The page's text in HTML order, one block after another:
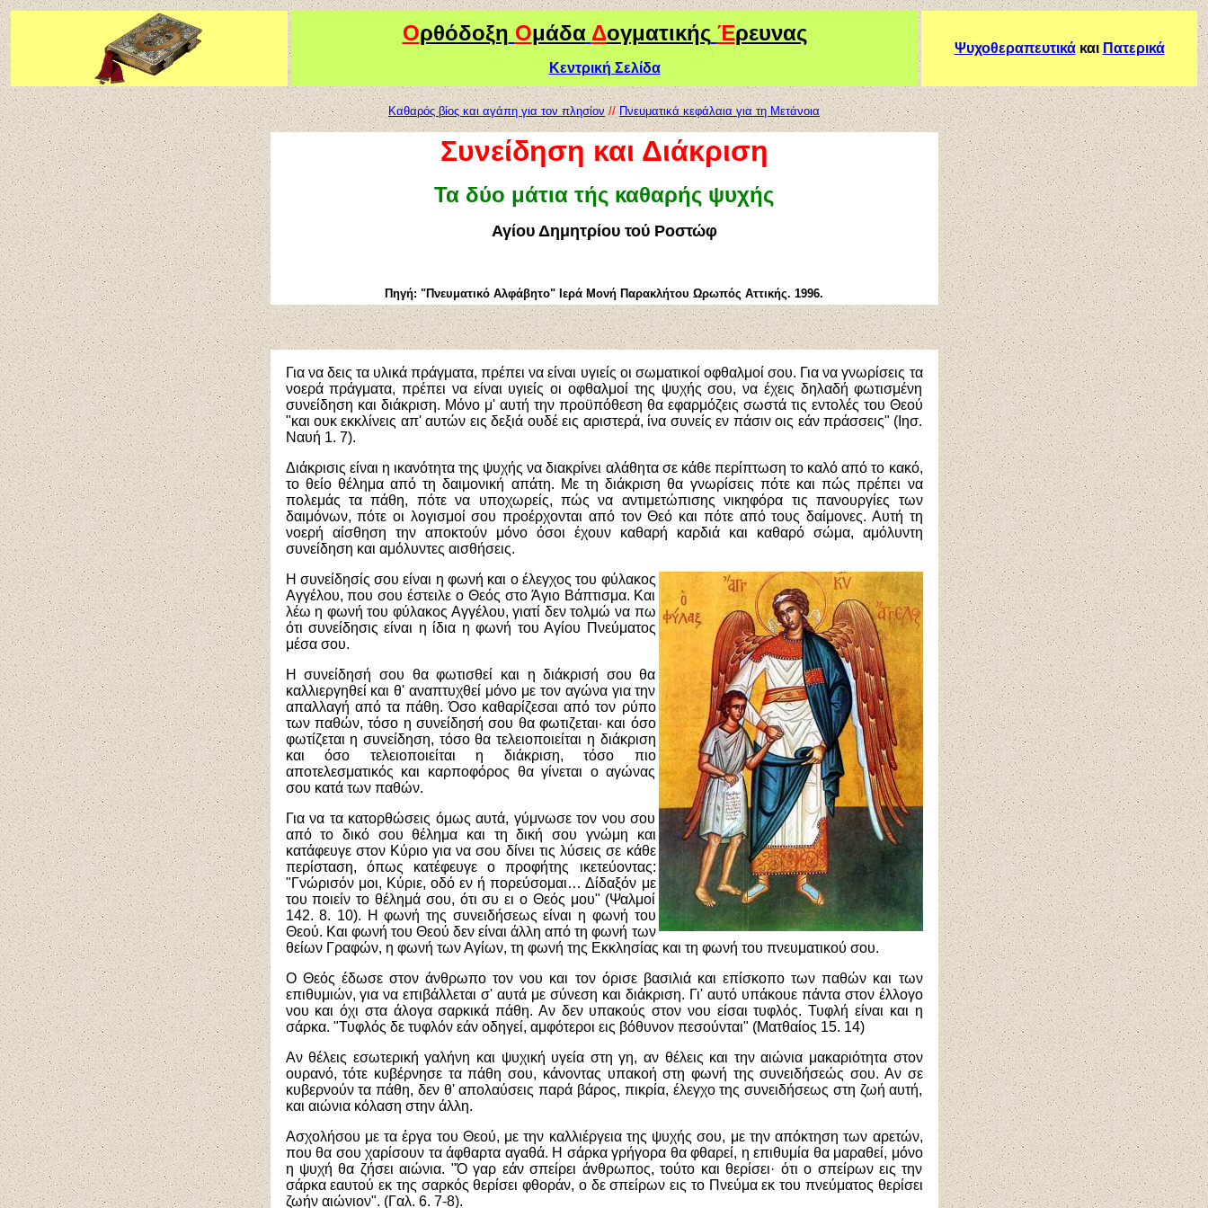
Ορθόδοξη Ομάδα Δογματικής Έρευνας
Κεντρική Σελίδα
Ψυχοθεραπευτικάκαι Πατερικά
Καθαρός βίος και αγάπη για τον πλησίον // Πνευματικά κεφάλαια για τη Μετάνοια
Συνείδηση και Διάκριση
Τα δύο μάτια τής καθαρής ψυχής
Αγίου Δημητρίου τού Ροστώφ
Πηγή: "Πνευματικό Αλφάβητο" Ιερά Μονή Παρακλήτου Ωρωπός Αττικής. 1996.
Για να δεις τα υλικά πράγματα, πρέπει να είναι υγιείς οι σωματικοί οφθαλμοί σου. Για να γνωρίσεις τα
νοερά πράγματα, πρέπει να είναι υγιείς οι οφθαλμοί της ψυχής σου, να έχεις δηλαδή φωτισμένη
συνείδηση και διάκριση. Μόνο μ' αυτή την προϋπόθεση θα εφαρμόζεις σωστά τις εντολές του Θεού
"και ουκ εκκλίνεις απ' αυτών εις δεξιά ουδέ εις αριστερά, ίνα συνείς εν πάσιν οις εάν πράσσεις" (Ιησ.
Ναυή 1. 7).
Διάκρισις είναι η ικανότητα της ψυχής να διακρίνει αλάθητα σε κάθε περίπτωση το καλό από το κακό,
το θείο θέλημα από τη δαιμονική απάτη. Με τη διάκριση θα γνωρίσεις πότε και πώς πρέπει να
πολεμάς τα πάθη, πότε να υποχωρείς, πώς να αντιμετώπισης νικηφόρα τις πανουργίες των
δαιμόνων, πότε οι λογισμοί σου προέρχονται από τον Θεό και πότε από τους δαίμονες. Αυτή τη
νοερή αίσθηση την αποκτούν μόνο όσοι έχουν καθαρή καρδιά και καθαρό σώμα, αμόλυντη
συνείδηση και αμόλυντες αισθήσεις.
Η συνείδησίς σου είναι η φωνή και ο έλεγχος του φύλακος
Αγγέλου, που σου έστειλε ο Θεός στο Άγιο Βάπτισμα. Και
λέω η φωνή του φύλακος Αγγέλου, γιατί δεν τολμώ να πω
ότι συνείδησις είναι η ίδια η φωνή του Αγίου Πνεύματος
μέσα σου.
Η συνείδησή σου θα φωτισθεί και η διάκρισή σου θα
καλλιεργηθεί και θ' αναπτυχθεί μόνο με τον αγώνα για την
απαλλαγή από τα πάθη. Όσο καθαρίζεσαι από τον ρύπο
των παθών, τόσο η συνείδησή σου θα φωτιζεται· και όσο
φωτίζεται η συνείδηση, τόσο θα τελειοποιείται η διάκριση
και όσο τελειοποιείται η διάκριση, τόσο πιο
αποτελεσματικός και καρποφόρος θα γίνεται ο αγώνας
σου κατά των παθών.
Για να τα κατορθώσεις όμως αυτά, γύμνωσε τον νου σου
από το δικό σου θέλημα και τη δική σου γνώμη και
κατάφευγε στον Κύριο για να σου δίνει τις λύσεις σε κάθε
περίσταση, όπως κατέφευγε ο προφήτης ικετεύοντας:
"Γνώρισόν μοι, Κύριε, οδό εν ή πορεύσομαι… Δίδαξόν με
του ποιείν το θέλημά σου, ότι συ ει ο Θεός μου" (Ψαλμοί
142. 8. 10). Η φωνή της συνειδήσεως είναι η φωνή του
Θεού. Και φωνή του Θεού δεν είναι άλλη από τη φωνή των
θείων Γραφών, η φωνή των Αγίων, τη φωνή της Εκκλησίας και τη φωνή του πνευματικού σου.
Ο Θεός έδωσε στον άνθρωπο τον νου και τον όρισε βασιλιά και επίσκοπο των παθών και των
επιθυμιών, για να επιβάλλεται σ' αυτά με σύνεση και διάκριση. Γι' αυτό υπάκουε πάντα στον έλλογο
νου και όχι στα άλογα σαρκικά πάθη. Αν δεν υπακούς στον νου είσαι τυφλός. Τυφλή είναι και η
σάρκα. "Τυφλός δε τυφλόν εάν οδηγεί, αμφότεροι εις βόθυνον πεσούνται" (Ματθαίος 15. 14)
Αν θέλεις εσωτερική γαλήνη και ψυχική υγεία στη γη, αν θέλεις και την αιώνια μακαριότητα στον
ουρανό, τότε κυβέρνησε τα πάθη σου, κάνοντας υπακοή στη φωνή της συνειδήσεώς σου. Αν σε
κυβερνούν τα πάθη, δεν θ' απολαύσεις παρά βάρος, πικρία, έλεγχο της συνειδήσεως στη ζωή αυτή,
και αιώνια κόλαση στην άλλη.
Ασχολήσου με τα έργα του Θεού, με την καλλιέργεια της ψυχής σου, με την απόκτηση των αρετών,
που θα σου χαρίσουν τα άφθαρτα αγαθά. Η σάρκα γρήγορα θα φθαρεί, η επιθυμία θα μαραθεί, μόνο
η ψυχή θα ζήσει αιώνια. "Ό γαρ εάν σπείρει άνθρωπος, τούτο και θερίσει· ότι ο σπείρων εις την
σάρκα εαυτού εκ της σαρκός θερίσει φθοράν, ο δε σπείρων εις το Πνεύμα εκ του πνεύματος θερίσει
ζωήν αιώνιον". (Γαλ. 6. 7-8).